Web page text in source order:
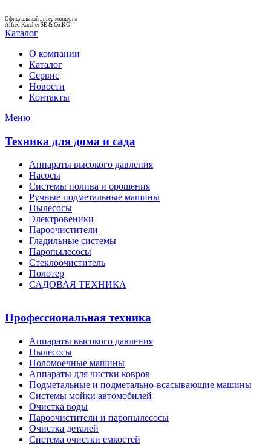
Официальный дилер концерна
Alfred Karcher SE & Co.KG
Каталог
О компании
Каталог
Сервис
Новости
Контакты
Меню
Техника для дома и сада
Аппараты высокого давления
Насосы
Системы полива и орошения
Ручные подметальные машины
Пылесосы
Электровеники
Пароочистители
Гладильные системы
Паропылесосы
Стеклоочиститель
Полотер
САДОВАЯ ТЕХНИКА
Профессиональная техника
Аппараты высокого давления
Пылесосы
Поломоечные машины
Аппараты для чистки ковров
Подметальные и подметально-всасывающие машины
Системы мойки автомобилей
Очистка воды
Пароочистители и паропылесосы
Очистка деталей
Система очистки емкостей